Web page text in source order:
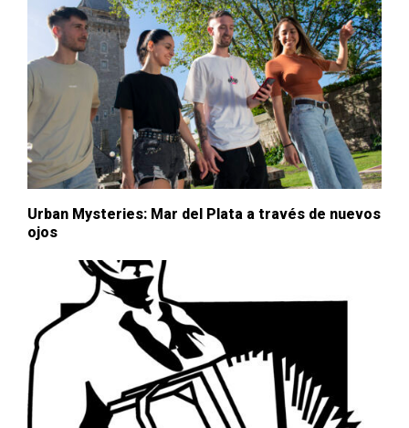
Urban Mysteries: Mar del Plata a través de nuevos
ojos